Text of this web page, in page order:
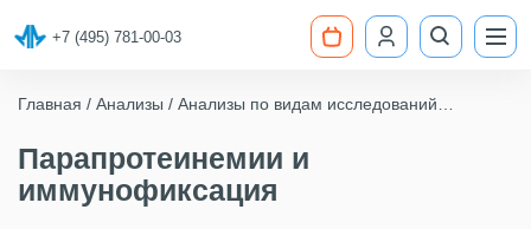
+7 (495) 781-00-03
Главная Анализы
Анализы по видам исследований
Парапротеинемии и
иммунофиксация